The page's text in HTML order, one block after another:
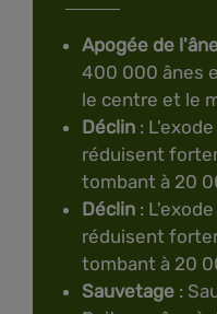
Apogée de
400 000 ânes
le centre et le
Déclin :
réduisent
tombant à 20
Déclin :
réduisent
tombant à 20
Sauvetage :